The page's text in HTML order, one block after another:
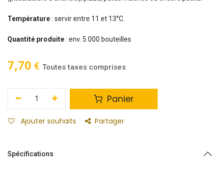
Température: servir entre 11 et 13°C.
Quantité produite: env. 5 000 bouteilles
7,70 € Toutes taxes comprises
Panier
Ajouter souhaits Partager
Spécifications